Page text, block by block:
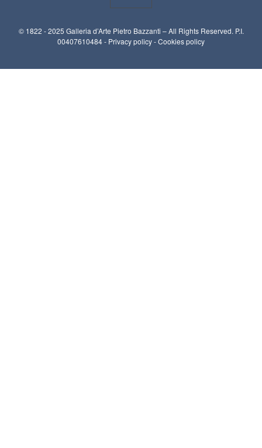
© 1822 - 2025 Galleria d’Arte Pietro Bazzanti – All Rights Reserved. P.I.
00407610484 - Privacy policy-Cookies policy